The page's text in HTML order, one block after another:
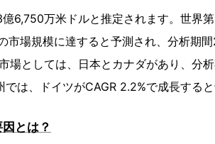
6,750万米ドルと推定されます。世界
市場規模に達すると予測され、分析期
場としては、日本とカナダがあり、分
は、ドイツがCAGR 2.2%で成長すると
とは？